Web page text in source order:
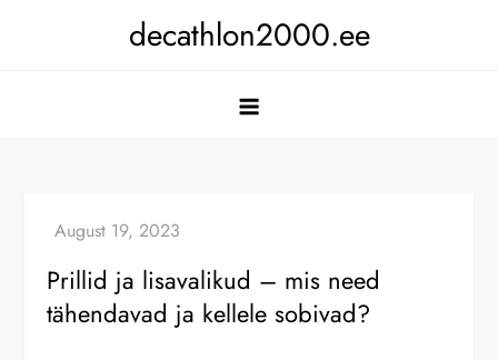
decathlon2000.ee
Prillid ja lisavalikud – mis need
tähendavad ja kellele sobivad?